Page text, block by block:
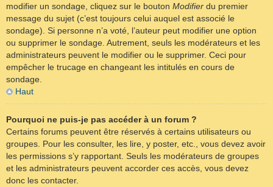
modifier un sondage, cliquez sur le bouton Modifier du premier
message du sujet (c’est toujours celui auquel est associé le
sondage). Si personne n’a voté, l’auteur peut modifier une option
ou supprimer le sondage. Autrement, seuls les modérateurs et les
administrateurs peuvent le modifier ou le supprimer. Ceci pour
empêcher le trucage en changeant les intitulés en cours de
sondage.
Haut
Pourquoi ne puis-je pas accéder à un forum ?
Certains forums peuvent être réservés à certains utilisateurs ou
groupes. Pour les consulter, les lire, y poster, etc., vous devez avoir
les permissions s’y rapportant. Seuls les modérateurs de groupes
et les administrateurs peuvent accorder ces accès, vous devez
donc les contacter.